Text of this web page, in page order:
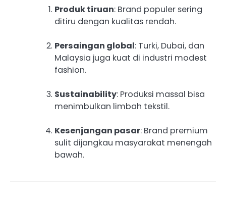
Produk tiruan: Brand populer sering
ditiru dengan kualitas rendah.
Persaingan global: Turki, Dubai, dan
Malaysia juga kuat di industri modest
fashion.
Sustainability: Produksi massal bisa
menimbulkan limbah tekstil.
Kesenjangan pasar: Brand premium
sulit dijangkau masyarakat menengah
bawah.